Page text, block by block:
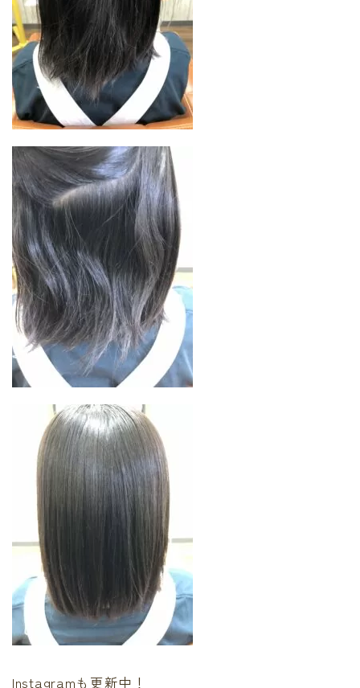
Instagramも更新中！